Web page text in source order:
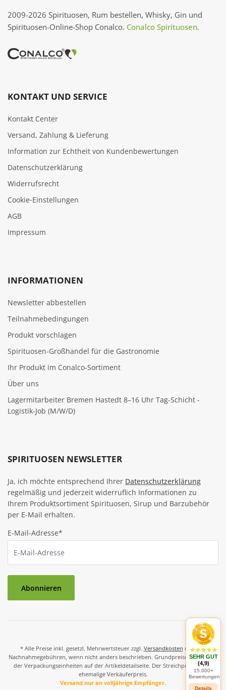
2009-2026 Spirituosen, Rum bestellen, Whisky, Gin und
Spirituosen-Online-Shop Conalco. Conalco Spirituosen.
KONTAKT UND SERVICE
Kontakt Center
Versand, Zahlung & Lieferung
Information zur Echtheit von Kundenbewertungen
Datenschutzerklärung
Widerrufsrecht
Cookie‑Einstellungen
AGB
Impressum
INFORMATIONEN
Newsletter abbestellen
Teilnahmebedingungen
Produkt vorschlagen
Spirituosen-Großhandel für die Gastronomie
Ihr Produkt im Conalco-Sortiment
Über uns
Lagermitarbeiter Bremen Hastedt 8–16 Uhr Tag-Schicht -
Logistik-Job (M/W/D)
SPIRITUOSEN NEWSLETTER
Ja, ich möchte entsprechend Ihrer Datenschutzerklärung
regelmäßig und jederzeit widerruflich Informationen zu
Ihrem Produktsortiment Spirituosen, Sirup und Barzubehör
per E-Mail erhalten.
E-Mail-Adresse*
Abonnieren
* Alle Preise inkl. gesetzl. Mehrwertsteuer zzgl. Versandkosten und ggf.
Nachnahmegebühren, wenn nicht anders beschrieben. Grundpreise und Preise
der Verpackungseinheiten auf der Artikeldetailseite. Der Streichpreis ist der
ehemalige Verkäuferpreis.
Versand nur an volljährige Empfänger.
SEHR GUT
(4,9)
15.000+
Bewertungen
Details